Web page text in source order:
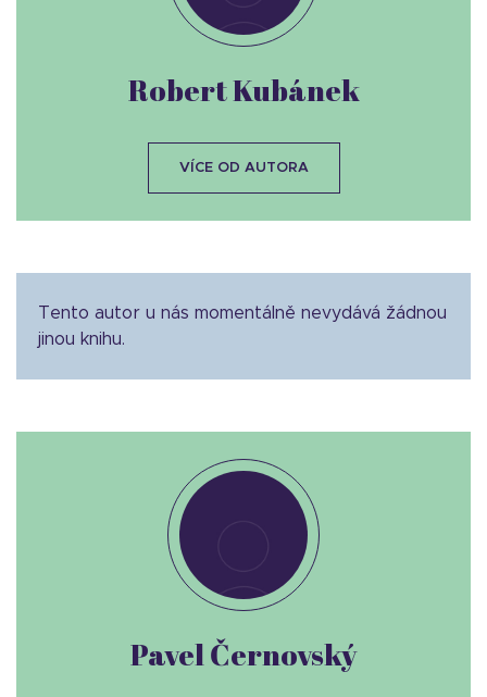
Tento autor u nás momentálně nevydává žádnou
jinou knihu.
Robert Kubánek
VÍCE OD AUTORA
Pavel Černovský